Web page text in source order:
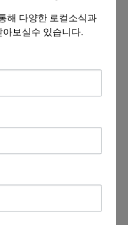
해 다양한 로컬소식과
보실수 있습니다.